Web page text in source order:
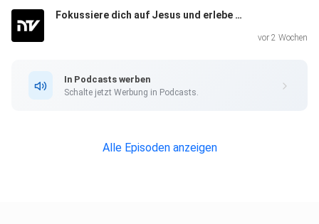
Fokussiere dich auf Jesus und erlebe echte Transformation
vor 2 Wochen
In Podcasts werben
Schalte jetzt Werbung in Podcasts.
Alle Episoden anzeigen